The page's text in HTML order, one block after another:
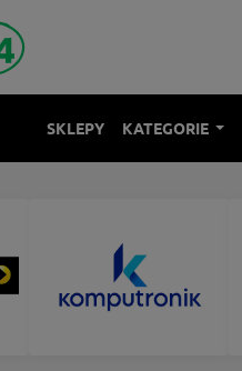
SKLEPY KATEGORIE